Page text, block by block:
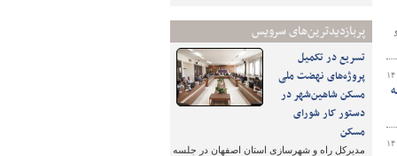
پربازدیدترین‌های سرویس
تسریع در تکمیل
پروژه‌های نهضت ملی
مسکن شاهین‌شهر در
دستور کار شورای
مسکن
مدیرکل راه و شهرسازی استان اصفهان در جلسه